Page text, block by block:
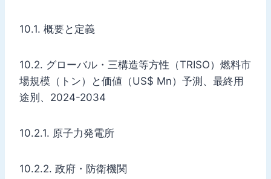
10.1. 概要と定義
10.2. グローバル・三構造等方性（TRISO）燃料市
場規模（トン）と価値（US$ Mn）予測、最終用
途別、2024-2034
10.2.1. 原子力発電所
10.2.2. 政府・防衛機関